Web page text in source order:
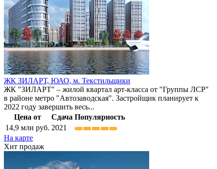
ЖК ЗИЛАРТ, ЮАО, м. Текстильщики
ЖК "ЗИЛАРТ" – жилой квартал арт-класса от "Группы ЛСР"
в районе метро "Автозаводская". Застройщик планирует к
2022 году завершить весь...
Цена от
Сдача Популярность
14,9 млн руб. 2021
На карте
Хит продаж